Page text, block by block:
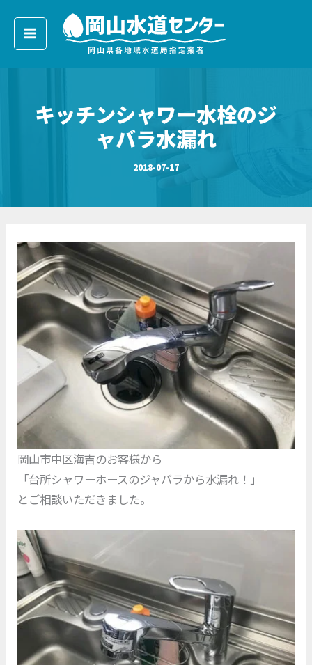
キッチンシャワー水栓のジ
ャバラ水漏れ
2018-07-17
岡山市中区海吉のお客様から
「台所シャワーホースのジャバラから水漏れ！」
とご相談いただきました。
ー
カ
イ